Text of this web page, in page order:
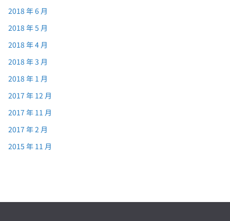
2018 年 6 月
2018 年 5 月
2018 年 4 月
2018 年 3 月
2018 年 1 月
2017 年 12 月
2017 年 11 月
2017 年 2 月
2015 年 11 月